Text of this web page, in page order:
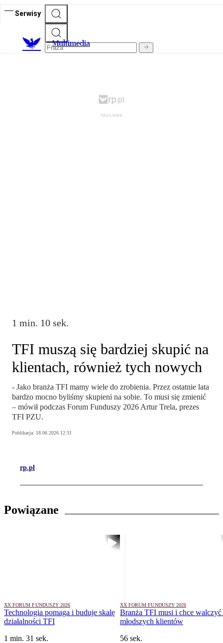
Serwisy
Multimedia
1 min. 10 sek.
TFI muszą się bardziej skupić na
klientach, również tych nowych
- Jako branża TFI mamy wiele do zrobienia. Przez ostatnie lata
bardzo mocno byliśmy skupieni na sobie. To musi się zmienić
– mówił podczas Forum Funduszy 2026 Artur Trela, prezes
TFI PZU.
Publikacja: 18.06.2026 12:31
rp.pl
Powiązane
XX FORUM FUNDUSZY 2026
Technologia pomaga i buduje skalę
działalności TFI
1 min. 31 sek.
XX FORUM FUNDUSZY 2026
Branża TFI musi i chce walczyć
młodszych klientów
56 sek.